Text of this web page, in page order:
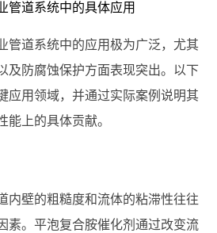
管道系统中的具体应用
管道系统中的应用极为广泛，尤其
及防腐蚀保护方面表现突出。以下
应用领域，并通过实际案例说明其
能上的具体贡献。
内壁的粗糙度和流体的粘滞性往往
素。平泡复合胺催化剂通过改变流